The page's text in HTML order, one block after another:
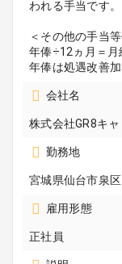
われる手当です。
＜その他の手当
年俸÷12ヵ月＝月
年俸は処遇改善
会社名
株式会社GR8キ
勤務地
宮城県仙台市泉区
雇用形態
正社員